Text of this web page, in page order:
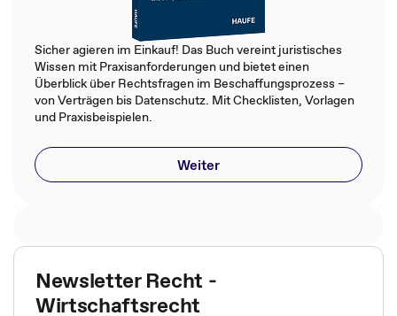
Sicher agieren im Einkauf! Das Buch vereint juristisches
Wissen mit Praxisanforderungen und bietet einen
Überblick über Rechtsfragen im Beschaffungsprozess –
von Verträgen bis Datenschutz. Mit Checklisten, Vorlagen
und Praxisbeispielen.
Weiter
Newsletter Recht -
Wirtschaftsrecht